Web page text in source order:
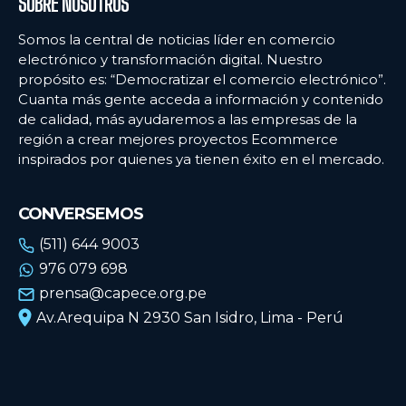
Somos la central de noticias líder en comercio
electrónico y transformación digital. Nuestro
propósito es: “Democratizar el comercio electrónico”.
Cuanta más gente acceda a información y contenido
de calidad, más ayudaremos a las empresas de la
región a crear mejores proyectos Ecommerce
inspirados por quienes ya tienen éxito en el mercado.
CONVERSEMOS
(511) 644 9003
976 079 698
prensa@capece.org.pe
Av.Arequipa N 2930 San Isidro, Lima - Perú